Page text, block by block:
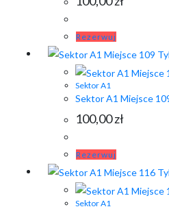
Rezerwuj
Sektor A1
Sektor A1 Miejsce
100,00zł
Rezerwuj
Sektor A1